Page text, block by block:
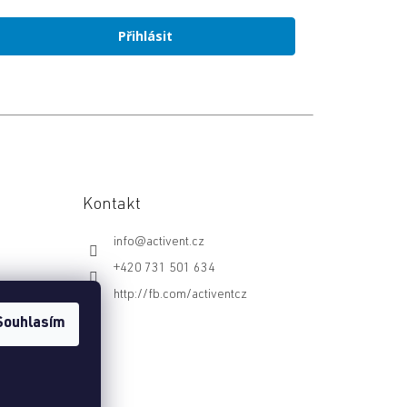
Přihlásit
Kontakt
info@activent.cz
+420 731 501 634
http://fb.com/activentcz